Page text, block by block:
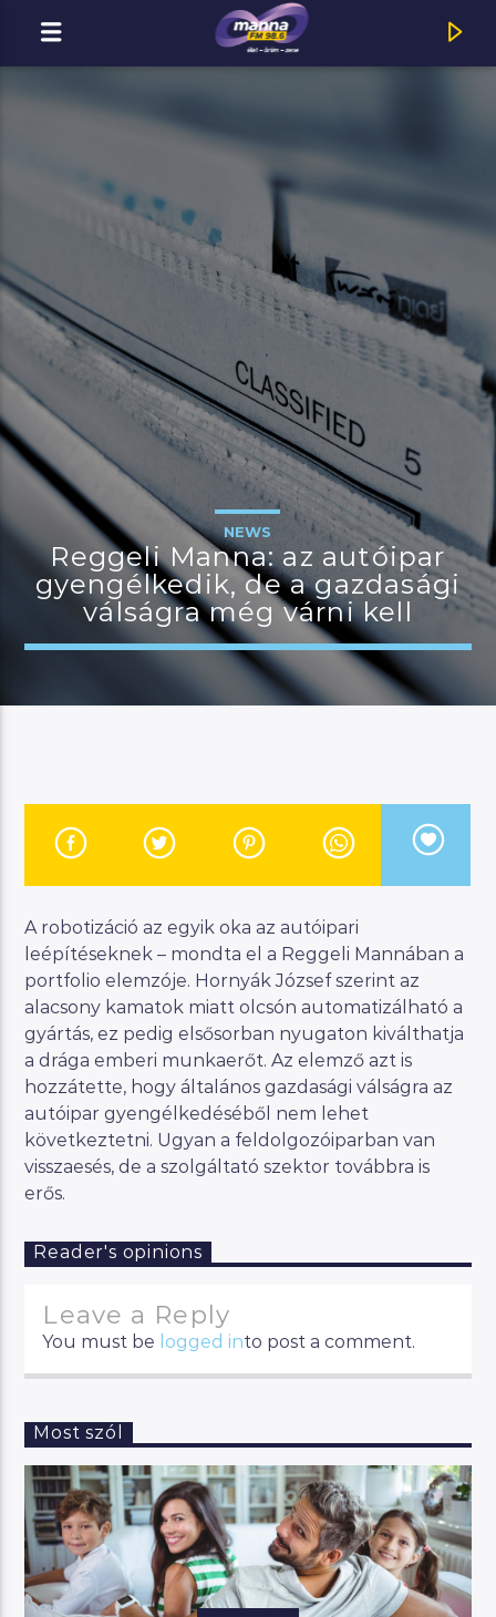
MOST ADÁSBAN
Title
Artist
JELENLEGI MŰSOR
KANAPÉ
Manna FM
NEWS
Reggeli Manna: az autóipar
gyengélkedik, de a gazdasági
válságra még várni kell
A robotizáció az egyik oka az autóipari
leépítéseknek – mondta el a Reggeli Mannában a
portfolio elemzóje. Hornyák József szerint az
alacsony kamatok miatt olcsón automatizálható a
gyártás, ez pedig elsősorban nyugaton kiválthatja
a drága emberi munkaerőt. Az elemző azt is
hozzátette, hogy általános gazdasági válságra az
autóipar gyengélkedéséből nem lehet
következtetni. Ugyan a feldolgozóiparban van
visszaesés, de a szolgáltató szektor továbbra is
erős.
Reader's opinions
Leave a Reply
You must be logged into post a comment.
Most szól